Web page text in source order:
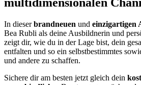
In dieserbrandneuen und einzigartigen
Bea Rubli als deine Ausbildnerin und
zeigt dir, wie du in der Lage bist, dein
entfalten und so ein selbstbestimmtes
und andere zu schaffen.
Sichere dir am besten jetzt gleich dein